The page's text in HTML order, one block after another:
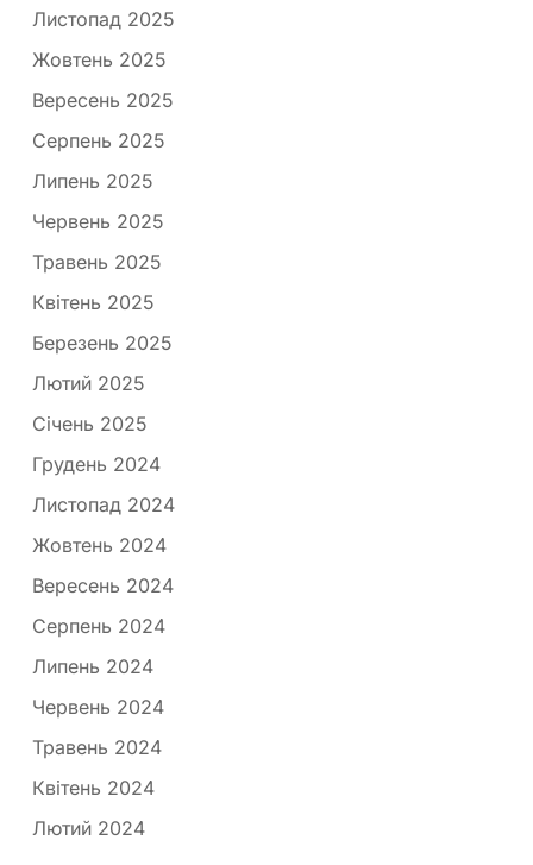
Листопад 2025
Жовтень 2025
Вересень 2025
Серпень 2025
Липень 2025
Червень 2025
Травень 2025
Квітень 2025
Березень 2025
Лютий 2025
Січень 2025
Грудень 2024
Листопад 2024
Жовтень 2024
Вересень 2024
Серпень 2024
Липень 2024
Червень 2024
Травень 2024
Квітень 2024
Лютий 2024